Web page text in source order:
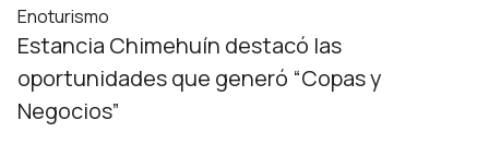
Enoturismo
Estancia Chimehuín destacó las
oportunidades que generó “Copas y
Negocios”